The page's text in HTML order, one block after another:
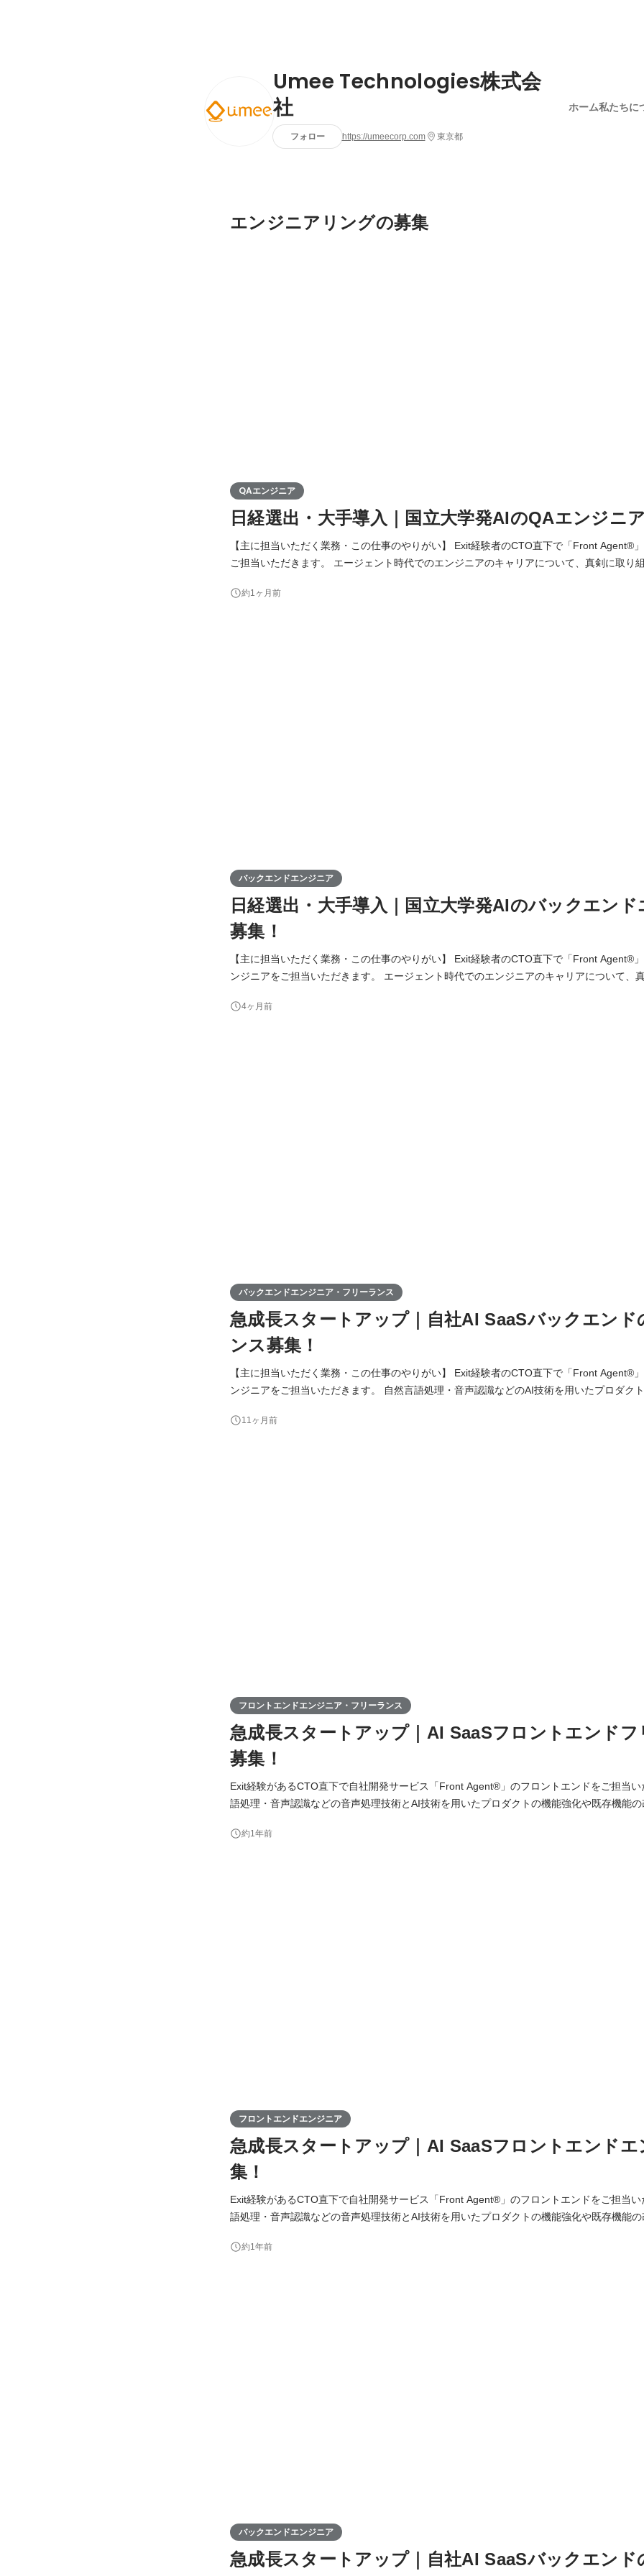
Umee Technologies株式会
社
フォロー https://umeecorp.com 東京都
ホーム私たちに
エンジニアリングの募集
QAエンジニア
日経選出・大手導入｜国立大学発AIのQAエンジニア
【主に担当いただく業務・この仕事のやりがい】 Exit経験者のCTO直下で「Front Agent®
ご担当いただきます。 エージェント時代でのエンジニアのキャリアについて、真剣に取り
化が主業務です。 APIやインフラ基盤を含むSaaS プロダクトの品質を、開発の一連のフェ
約1ヶ月前
バックエンドエンジニア
日経選出・大手導入｜国立大学発AIのバックエン
募集！
【主に担当いただく業務・この仕事のやりがい】 Exit経験者のCTO直下で「Front Agent®
ンジニアをご担当いただきます。 エージェント時代でのエンジニアのキャリアについて、
能の改修などが主業務です。 APIやインフラ基盤の設計・開発・運用のSaaS プロダクト開
4ヶ月前
バックエンドエンジニア・フリーランス
急成長スタートアップ｜自社AI SaaSバックエンド
ンス募集！
【主に担当いただく業務・この仕事のやりがい】 Exit経験者のCTO直下で「Front Agent®
ンジニアをご担当いただきます。 自然言語処理・音声認識などのAI技術を用いたプロダク
に関わっていただきます。 【具体的な業務】 - 開発業務：実装・テストコード・レビュー・検証・リリース
11ヶ月前
フロントエンドエンジニア・フリーランス
急成長スタートアップ｜AI SaaSフロントエンドフ
募集！
Exit経験があるCTO直下で自社開発サービス「Front Agent®」のフロントエンドをご担当いただき
語処理・音声認識などの音声処理技術とAI技術を用いたプロダクトの機能強化や既存機能の
長期で継続できる方を募集しております。 【職務詳細】 「Front Agent」の新機能開発や既存機能のフロントサ
約1年前
フロントエンドエンジニア
急成長スタートアップ｜AI SaaSフロントエンドエ
集！
Exit経験があるCTO直下で自社開発サービス「Front Agent®」のフロントエンドをご担当いただき
語処理・音声認識などの音声処理技術とAI技術を用いたプロダクトの機能強化や既存機能の
す。 【職務詳細】 「Front Agent」の新機能開発や既存機能のフロントサイド改修をご担当いただきます。 具体約1年前
バックエンドエンジニア
急成長スタートアップ｜自社AI SaaSバックエンド